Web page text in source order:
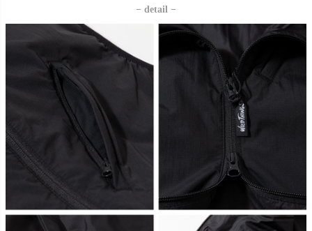
− detail −